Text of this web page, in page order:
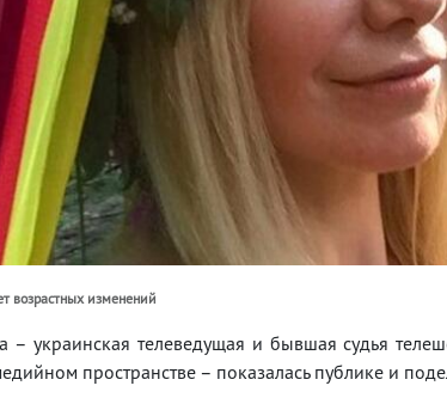
возрастных изменений
– украинская телеведущая и бывшая судья
пространстве – показалась публике и